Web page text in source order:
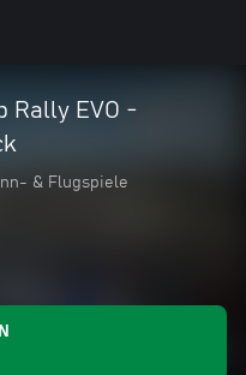
Rally EVO -
& Flugspiele